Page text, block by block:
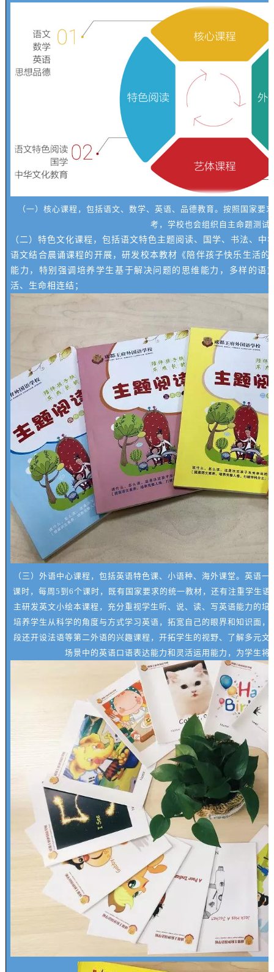
（一）核心课程，包括语文、数学、英语、品德教育。按照国家要
考，学校也会组织自主命题测试
（二）特色文化课程，包括语文特色主题阅读、国学、书法、中
语文结合晨诵课程的开展，研发校本教材《陪伴孩子快乐生活
能力，特别强调培养学生基于解决问题的思维能力，多样的语
活、生命相连结；
（三）外语中心课程，包括英语特色课、小语种、海外课堂。英语
课时，每周5到6个课时，既有国家要求的统一教材，还有注重学生
主研发英文小绘本课程，充分重视学生听、说、读、写英语能力的
培养学生从科学的角度与方式学习英语，拓宽自己的眼界和知识面
段还开设法语等第二外语的兴趣课程，开拓学生的视野、了解多元
场景中的英语口语表达能力和灵活运用能力，为学生将